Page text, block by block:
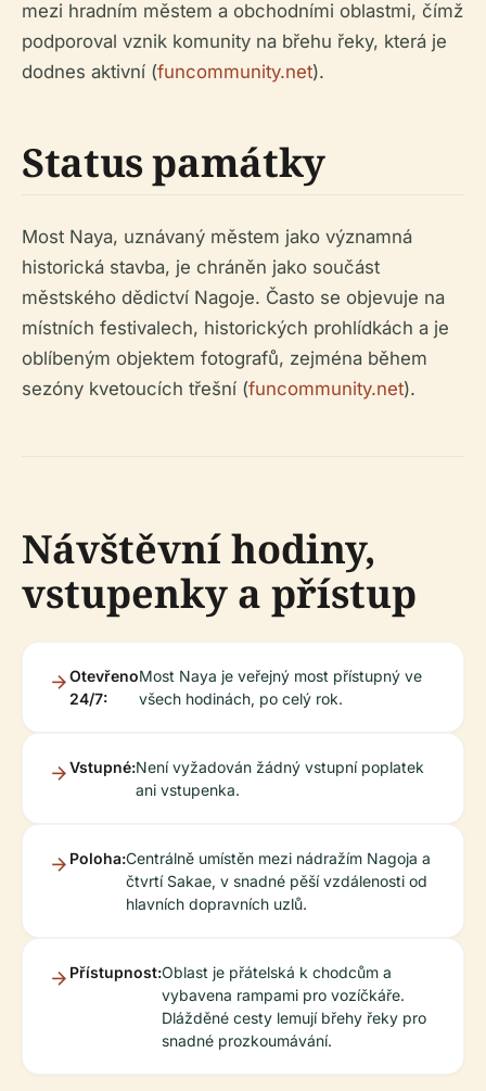
mezi hradním městem a obchodními oblastmi, čímž
podporoval vznik komunity na břehu řeky, která je
dodnes aktivní (funcommunity.net).
Status památky
Most Naya, uznávaný městem jako významná
historická stavba, je chráněn jako součást
městského dědictví Nagoje. Často se objevuje na
místních festivalech, historických prohlídkách a je
oblíbeným objektem fotografů, zejména během
sezóny kvetoucích třešní (funcommunity.net).
Návštěvní hodiny,
vstupenky a přístup
Otevřeno
24/7:
Most Naya je veřejný most přístupný ve
všech hodinách, po celý rok.
Vstupné:Není vyžadován žádný vstupní poplatek
ani vstupenka.
Poloha:Centrálně umístěn mezi nádražím Nagoja a
čtvrtí Sakae, v snadné pěší vzdálenosti od
hlavních dopravních uzlů.
Přístupnost:Oblast je přátelská k chodcům a
vybavena rampami pro vozíčkáře.
Dlážděné cesty lemují břehy řeky pro
snadné prozkoumávání.